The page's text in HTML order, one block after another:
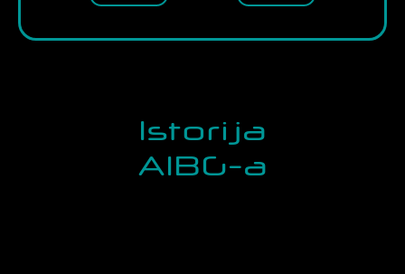
Istorija
AIBG-a